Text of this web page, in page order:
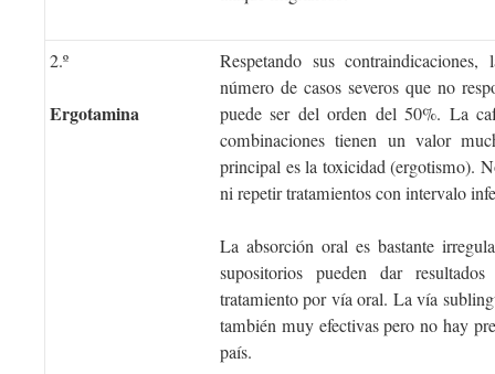
2.º
Ergotamina
Respetando sus
número de casos severos que no
puede ser del orden del 50%. La
combinaciones tienen un valor
principal es la toxicidad (ergotismo).
ni repetir tratamientos con intervalo
La absorción oral es bastante
supositorios pueden dar
tratamiento por vía oral. La vía
también muy efectivas pero no hay
país.